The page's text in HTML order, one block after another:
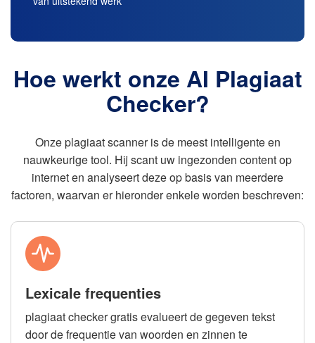
Hoe werkt onze AI Plagiaat
Checker?
Onze plagiaat scanner is de meest intelligente en
nauwkeurige tool. Hij scant uw ingezonden content op
internet en analyseert deze op basis van meerdere
factoren, waarvan er hieronder enkele worden beschreven:
Lexicale frequenties
plagiaat checker gratis evalueert de gegeven tekst
door de frequentie van woorden en zinnen te